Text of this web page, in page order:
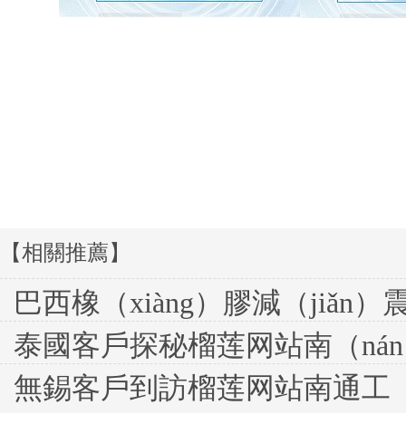
【相關推薦】
巴西橡（xiàng）膠減（jiǎn）震客戶
泰國客戶探秘榴莲网站南（nán）通工廠
無錫客戶到訪榴莲网站南通工（gōng）廠，滾